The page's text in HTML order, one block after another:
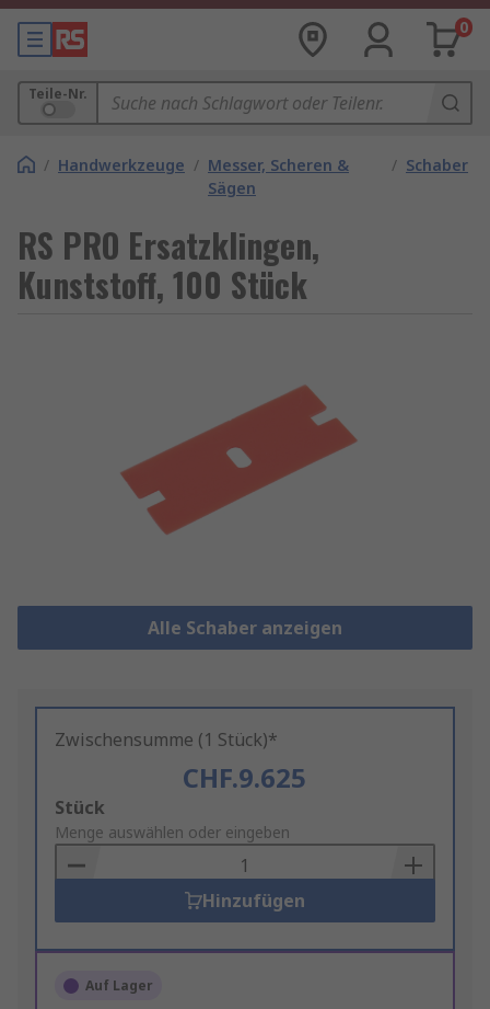
0
Teile-Nr.
/ Handwerkzeuge / Messer, Scheren &
Sägen
/ Schaber
RS PRO Ersatzklingen,
Kunststoff, 100 Stück
Alle Schaber anzeigen
Zwischensumme (1 Stück)*
CHF.9.625
Add
to
Basket
Stück
Menge auswählen oder eingeben
Hinzufügen
Auf Lager